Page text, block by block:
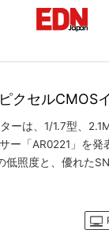
クセルCMOS
ーは、1/1.7型、
ー「AR0221」を
低照度と、優れた